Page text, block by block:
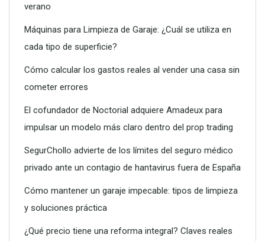
Dreame advierte: no todos los purificadores de aire son
eficaces contra la alergia
verano
Máquinas para Limpieza de Garaje: ¿Cuál se utiliza en
cada tipo de superficie?
Cómo calcular los gastos reales al vender una casa sin
cometer errores
El cofundador de Noctorial adquiere Amadeux para
impulsar un modelo más claro dentro del prop trading
SegurChollo advierte de los límites del seguro médico
privado ante un contagio de hantavirus fuera de España
Cómo mantener un garaje impecable: tipos de limpieza
y soluciones práctica
¿Qué precio tiene una reforma integral? Claves reales